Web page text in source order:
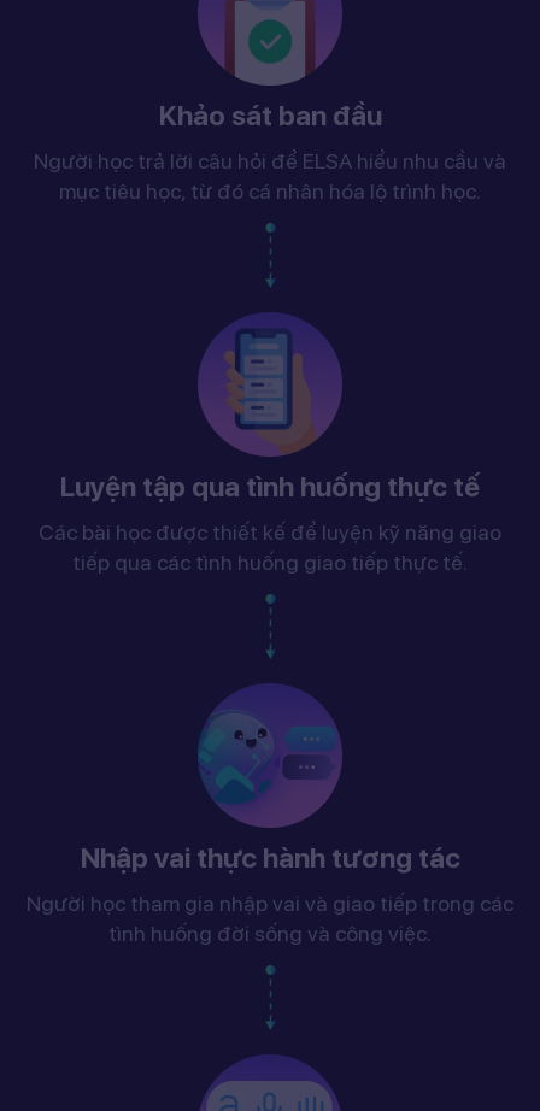
Khảo sát ban đầu
Người học trả lời câu hỏi để ELSA hiểu nhu cầu và
mục tiêu học, từ đó cá nhân hóa lộ trình học.
Luyện tập qua tình huống thực tế
Các bài học được thiết kế để luyện kỹ năng giao
tiếp qua các tình huống giao tiếp thực tế.
Nhập vai thực hành tương tác
Người học tham gia nhập vai và giao tiếp trong các
tình huống đời sống và công việc.